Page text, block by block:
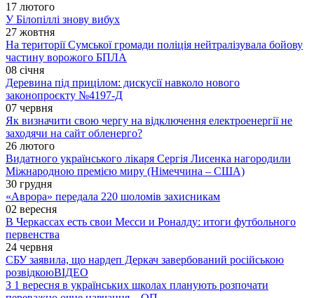
17 лютого
У Білопіллі знову вибух
27 жовтня
На території Сумської громади поліція нейтралізувала бойову
частину ворожого БПЛА
08 січня
Деревина під прицілом: дискусії навколо нового
законопроєкту №4197-Д
07 червня
Як визначити свою чергу на відключення електроенергії не
заходячи на сайт обленерго?
26 лютого
Видатного українського лікаря Сергія Лисенка нагородили
Міжнародною премією миру (Німеччина – США)
30 грудня
«Аврора» передала 220 шоломів захисникам
02 вересня
В Черкассах есть свои Месси и Роналду: итоги футбольного
первенства
24 червня
СБУ заявила, що нардеп Деркач завербований російською
розвідкоюВІДЕО
З 1 вересня в українських школах планують розпочати